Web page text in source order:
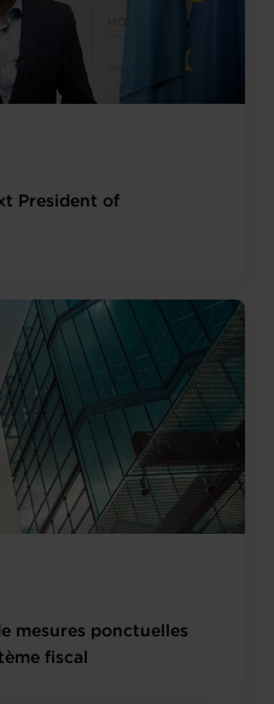
President of
mesures ponctuelles
fiscal